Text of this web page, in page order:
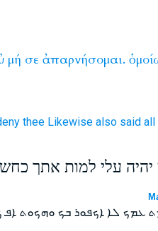
μή σε ἀπαρνήσομαι.
thee Likewise also said all
יהיה עלי למות אתך
ܥܡܟ ܠܐ ܐܟܦܘܪ ܒܟ ܘܗܟܘܬ